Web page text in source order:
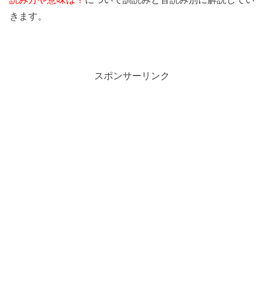
きます。
スポンサーリンク